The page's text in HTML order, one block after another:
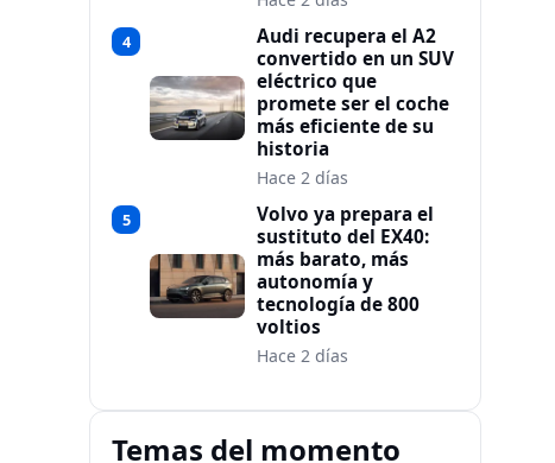
4
Audi recupera el A2
convertido en un SUV
eléctrico que
promete ser el coche
más eficiente de su
historia
Hace 2 días
5
Volvo ya prepara el
sustituto del EX40:
más barato, más
autonomía y
tecnología de 800
voltios
Hace 2 días
Temas del momento